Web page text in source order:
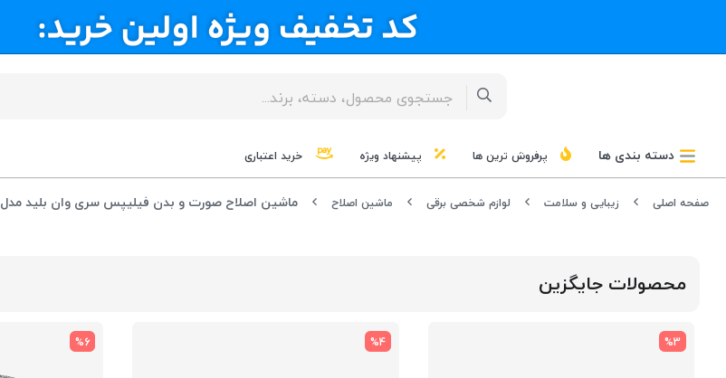
دسته بندی ها پرفروش ترین ها پیشنهاد ویژه خرید اعتباری
صفحه اصلی زیبایی و سلامت لوازم شخصی برقی ماشین اصلاح ماشین اصلاح صورت و بدن فیلیپس سری وان بلید مدل Philips OneBlade QP2834/60
محصولات جایگزین
%3
%4
%6